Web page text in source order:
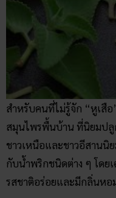
สำหรับคนที่ไม่รู้จัก “หูเสื
สมุนไพรพื้นบ้าน ที่นิยมปลู
ชาวเหนือและชาวอีสานนิ
กับน้ำพริกชนิดต่าง ๆ โดย
รสชาติอร่อยและมีกลิ่นหอ